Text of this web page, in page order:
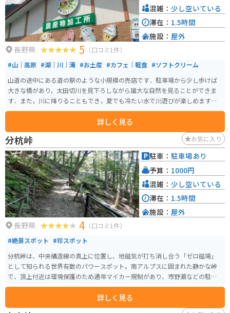
長野県 5 （口コミ1件）
#山｜高原 #湖｜川｜滝 #お土産 #カフェ｜軽食 #ソフトクリーム
山道の途中にある道の駅のような小規模の売店です．駐車場から少し歩けば
大きな橋があり，太田切川を見下ろしながら雄大な自然を見ることができま
す．また，川に降りることもでき，夏でも冷たい水で川遊びが楽しめます．
川で遊んだ後のすずらんソフトクリームは絶品です．
詳しく見る
混雑： 少し空いている
滞在： 1.5時間
施設： 屋外
分杭峠 お気に入り
長野県 4 （口コミ1件）
#絶景スポット #珍スポット
分杭峠は、中央構造線の真上に位置し、地磁気が打ち消し合う「ゼロ磁場」
として知られる世界有数のパワースポット。南アルプスに囲まれた静かな峠
で、頂上付近は環境保護のため通年マイカー規制があり、市野瀬などの駐車
場からシャトルバスで向かう。バスを降りて歩くと、エネルギーが強いとさ
れる「気場」があり、ベンチで瞑想や休息を楽しめる。アクセス路の国道152
号はワインディングが続く人気ツーリングルートだが、道幅が狭く落石注意
詳しく見る
駐車： 駐車場あり
予算： 1000円
混雑： 少し空いている
滞在： 1.5時間
施設： 屋外